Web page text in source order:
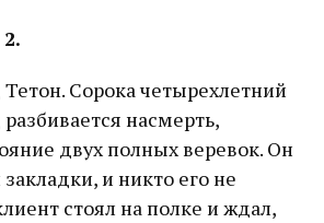
Тетон. Сорока четырехлетний
насмерть,
двух полных веревок. Он
и никто его не
стоял на полке и ждал,